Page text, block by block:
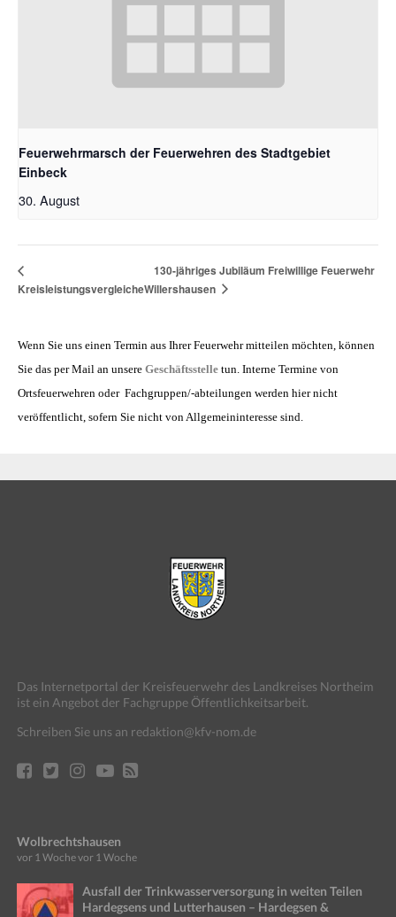
Feuerwehrmarsch der Feuerwehren des Stadtgebiet
Einbeck
30. August
Kreisleistungsvergleiche
130-jähriges Jubiläum Freiwillige Feuerwehr
Willershausen
Wenn Sie uns einen Termin aus Ihrer Feuerwehr mitteilen möchten, können
Sie das per Mail an unsere Geschäftsstelle tun. Interne Termine von
Ortsfeuerwehren oder Fachgruppen/-abteilungen werden hier nicht
veröffentlicht, sofern Sie nicht von Allgemeininteresse sind.
Das Internetportal der Kreisfeuerwehr des Landkreises Northeim
ist ein Angebot der Fachgruppe Öffentlichkeitsarbeit.
Schreiben Sie uns an redaktion@kfv-nom.de
Wolbrechtshausen
vor 1 Wochevor 1 Woche
Ausfall der Trinkwasserversorgung in weiten Teilen
Hardegsens und Lutterhausen – Hardegsen &